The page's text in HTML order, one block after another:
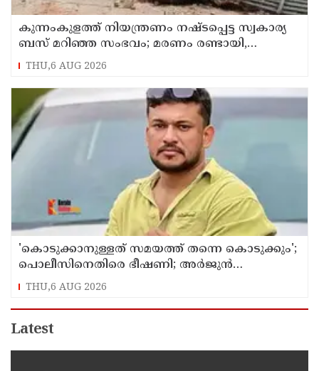
കുന്നംകുളത്ത് നിയന്ത്രണം നഷ്ടപ്പെട്ട സ്വകാര്യ
ബസ് മറിഞ്ഞ സംഭവം; മരണം രണ്ടായി,
എട്ടുപേർക്ക് പരിക്ക്
THU,6 AUG 2026
'കൊടുക്കാനുള്ളത് സമയത്ത് തന്നെ കൊടുക്കും';
പൊലീസിനെതിരെ ഭീഷണി; അർജുൻ
ആയങ്കിക്കെതിരെ കേസെടുത്തു
THU,6 AUG 2026
Latest